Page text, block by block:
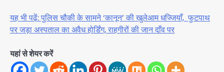
यह भी पढ़ें: पुलिस चौकी के सामने ‘कानून’ की खुलेआम धज्जियाँ, फुटपाथ
पर जड़ा अस्पताल का अवैध होर्डिंग, राहगीरों की जान दाँव पर
यहां से शेयर करें